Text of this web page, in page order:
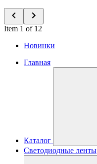
Item 1 of 12
Новинки
Главная
Каталог
Светодиодные ленты